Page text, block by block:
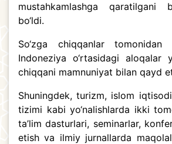
mustahkamlashga qaratilgani
bo‘ldi.
So‘zga chiqqanlar tomonidan
Indoneziya o‘rtasidagi aloqalar
chiqqani mamnuniyat bilan qayd
Shuningdek, turizm, islom
tizimi kabi yo‘nalishlarda ikki
ta’lim dasturlari, seminarlar,
etish va ilmiy jurnallarda